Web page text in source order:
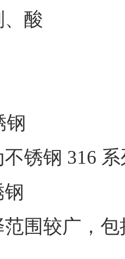
酸
钢
锈钢 316
围较广，包